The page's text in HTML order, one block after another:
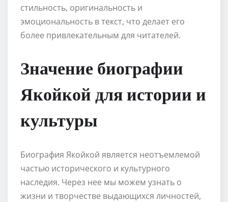
стильность, оригинальность и
эмоциональность в текст, что делает его
более привлекательным для читателей.
Значение биографии
Якойкой для истории и
культуры
Биография Якойкой является неотъемлемой
частью исторического и культурного
наследия. Через нее мы можем узнать о
жизни и творчестве выдающихся личностей,